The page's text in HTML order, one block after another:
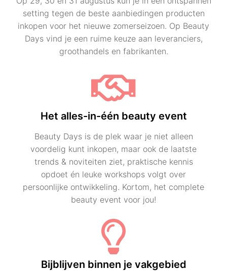
setting tegen de beste aanbiedingen producten
inkopen voor het nieuwe zomerseizoen. Op Beauty
Days vind je een ruime keuze aan leveranciers,
groothandels en fabrikanten.
Het alles-in-één beauty event
Beauty Days is de plek waar je niet alleen
voordelig kunt inkopen, maar ook de laatste
trends & noviteiten ziet, praktische kennis
opdoet én leuke workshops volgt over
persoonlijke ontwikkeling. Kortom, het complete
beauty event voor jou!
Bijblijven binnen je vakgebied